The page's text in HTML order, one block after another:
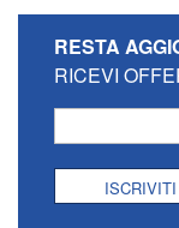
RESTA
RICEVI
ISCRIVITI